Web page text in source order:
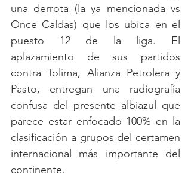
una derrota (la ya mencionada vs
Once Caldas) que los ubica en el
puesto 12 de la liga. El
aplazamiento de sus partidos
contra Tolima, Alianza Petrolera y
Pasto, entregan una radiografía
confusa del presente albiazul que
parece estar enfocado 100% en la
clasificación a grupos del certamen
internacional más importante del
continente.